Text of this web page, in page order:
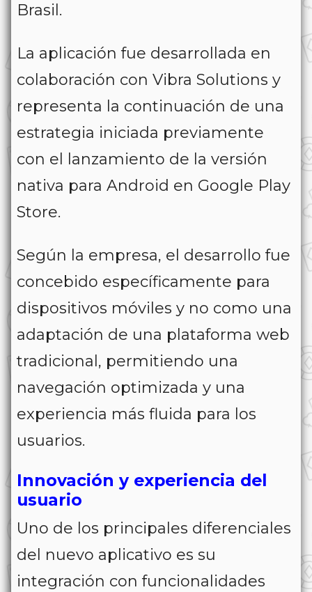
Brasil.
La aplicación fue desarrollada en
colaboración con Vibra Solutions y
representa la continuación de una
estrategia iniciada previamente
con el lanzamiento de la versión
nativa para Android en Google Play
Store.
Según la empresa, el desarrollo fue
concebido específicamente para
dispositivos móviles y no como una
adaptación de una plataforma web
tradicional, permitiendo una
navegación optimizada y una
experiencia más fluida para los
usuarios.
Innovación y experiencia del
usuario
Uno de los principales diferenciales
del nuevo aplicativo es su
integración con funcionalidades